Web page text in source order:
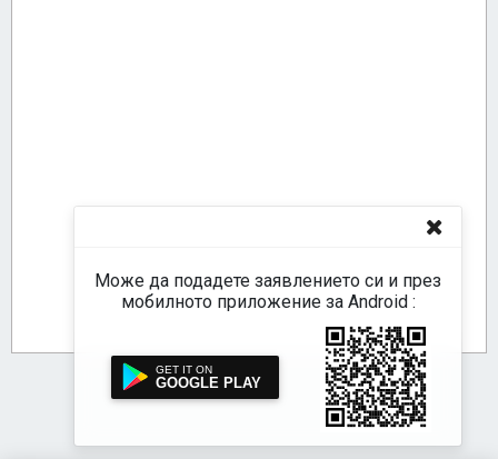
Може да подадете заявлението си и през
мобилното приложение за Android :
GOOGLE PLAY